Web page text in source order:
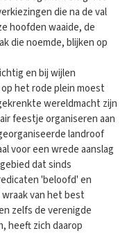
die na de val
hoofden waaide, de
die noemde, blijken op
en bij wijlen
het rode plein moest
wereldmacht zijn
feestje organiseren aan
landroof
voor een wrede aanslag
dat sinds
'beloofd' en
van het best
zelfs de verenigde
heeft zich daarop